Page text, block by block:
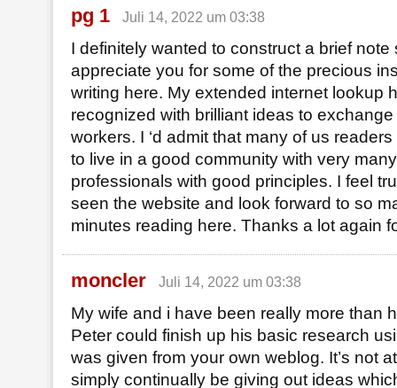
pg 1 Juli 14, 2022 um 03:38
I definitely wanted to construct a brief note
appreciate you for some of the precious
writing here. My extended internet lookup
recognized with brilliant ideas to
workers. I ‘d admit that many of us
to live in a good community with very
professionals with good principles. I feel
seen the website and look forward to so
minutes reading here. Thanks a lot again
moncler Juli 14, 2022 um 03:38
My wife and i have been really more than
Peter could finish up his basic research
was given from your own weblog. It’s not
simply continually be giving out ideas